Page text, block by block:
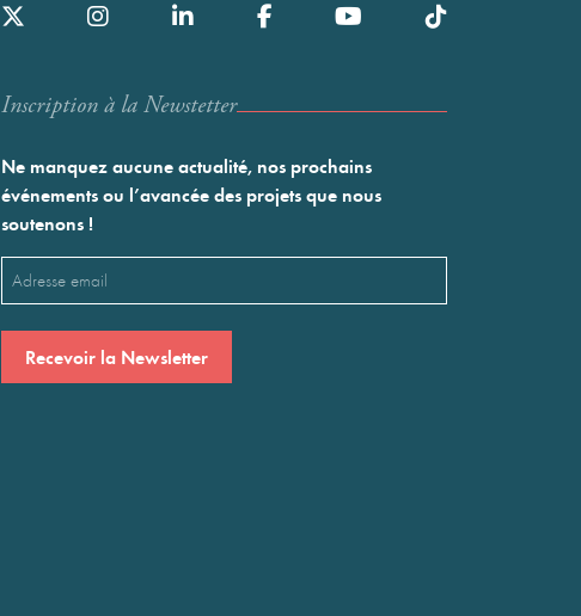
Inscription à la Newstetter
Ne manquez aucune actualité, nos prochains
événements ou l’avancée des projets que nous
soutenons !
Email
(Nécessaire)